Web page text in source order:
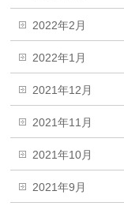
2022年2月
2022年1月
2021年12月
2021年11月
2021年10月
2021年9月